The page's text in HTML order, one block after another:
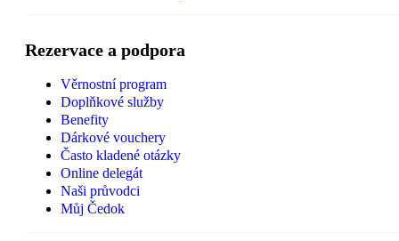
Rezervace a podpora
Věrnostní program
Doplňkové služby
Benefity
Dárkové vouchery
Často kladené otázky
Online delegát
Naši průvodci
Můj Čedok